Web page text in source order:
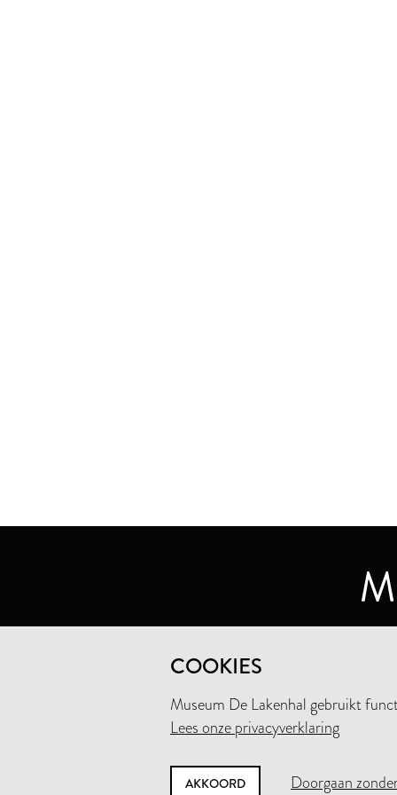
COOKIES
Museum De Lakenhal gebruikt
Lees onze privacyverklaring
AKKOORD Doorgaan
MUSEUM DE LAKENHAL
OUDE SINGEL 32
+31 (0)71 5165360